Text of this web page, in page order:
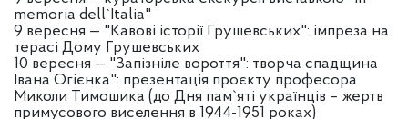
memoria dell`Italia"
9 вересня — "Кавові історії Грушевських": імпреза на
терасі Дому Грушевських
10 вересня — "Запізніле вороття": творча спадщина
Івана Огієнка": презентація проєкту професора
Миколи Тимошика (до Дня пам`яті українців – жертв
примусового виселення в 1944-1951 роках)